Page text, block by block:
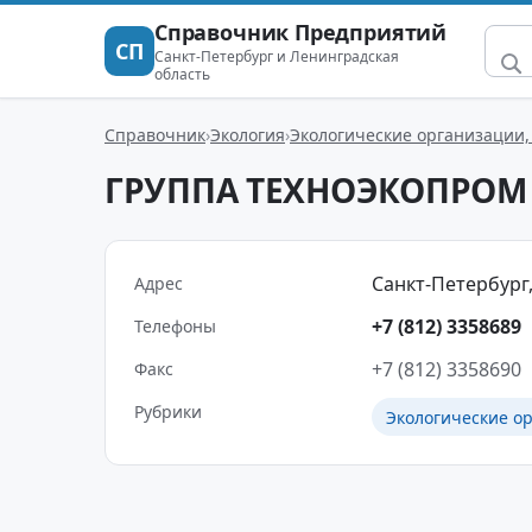
СП
Справочник Предприятий
Санкт-Петербург и Ленинградская
область
Справочник Экология Экологические
ГРУППА ТЕХНОЭКОПРОМ
Адрес Санкт-
Телефоны +7 (812) 3358689
Факс +7 (812) 3358690
Рубрики Экологические